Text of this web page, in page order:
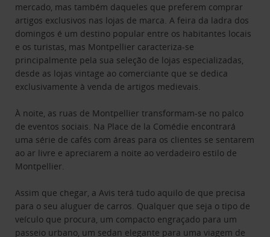
mercado, mas também daqueles que preferem comprar
artigos exclusivos nas lojas de marca. A feira da ladra dos
domingos é um destino popular entre os habitantes locais
e os turistas, mas Montpellier caracteriza-se
principalmente pela sua seleção de lojas especializadas,
desde as lojas vintage ao comerciante que se dedica
exclusivamente à venda de artigos medievais.
À noite, as ruas de Montpellier transformam-se no palco
de eventos sociais. Na Place de la Comédie encontrará
uma série de cafés com áreas para os clientes se sentarem
ao ar livre e apreciarem a noite ao verdadeiro estilo de
Montpellier.
Assim que chegar, a Avis terá tudo aquilo de que precisa
para o seu aluguer de carros. Qualquer que seja o tipo de
veículo que procura, um compacto engraçado para um
passeio urbano, um sedan elegante para uma viagem de